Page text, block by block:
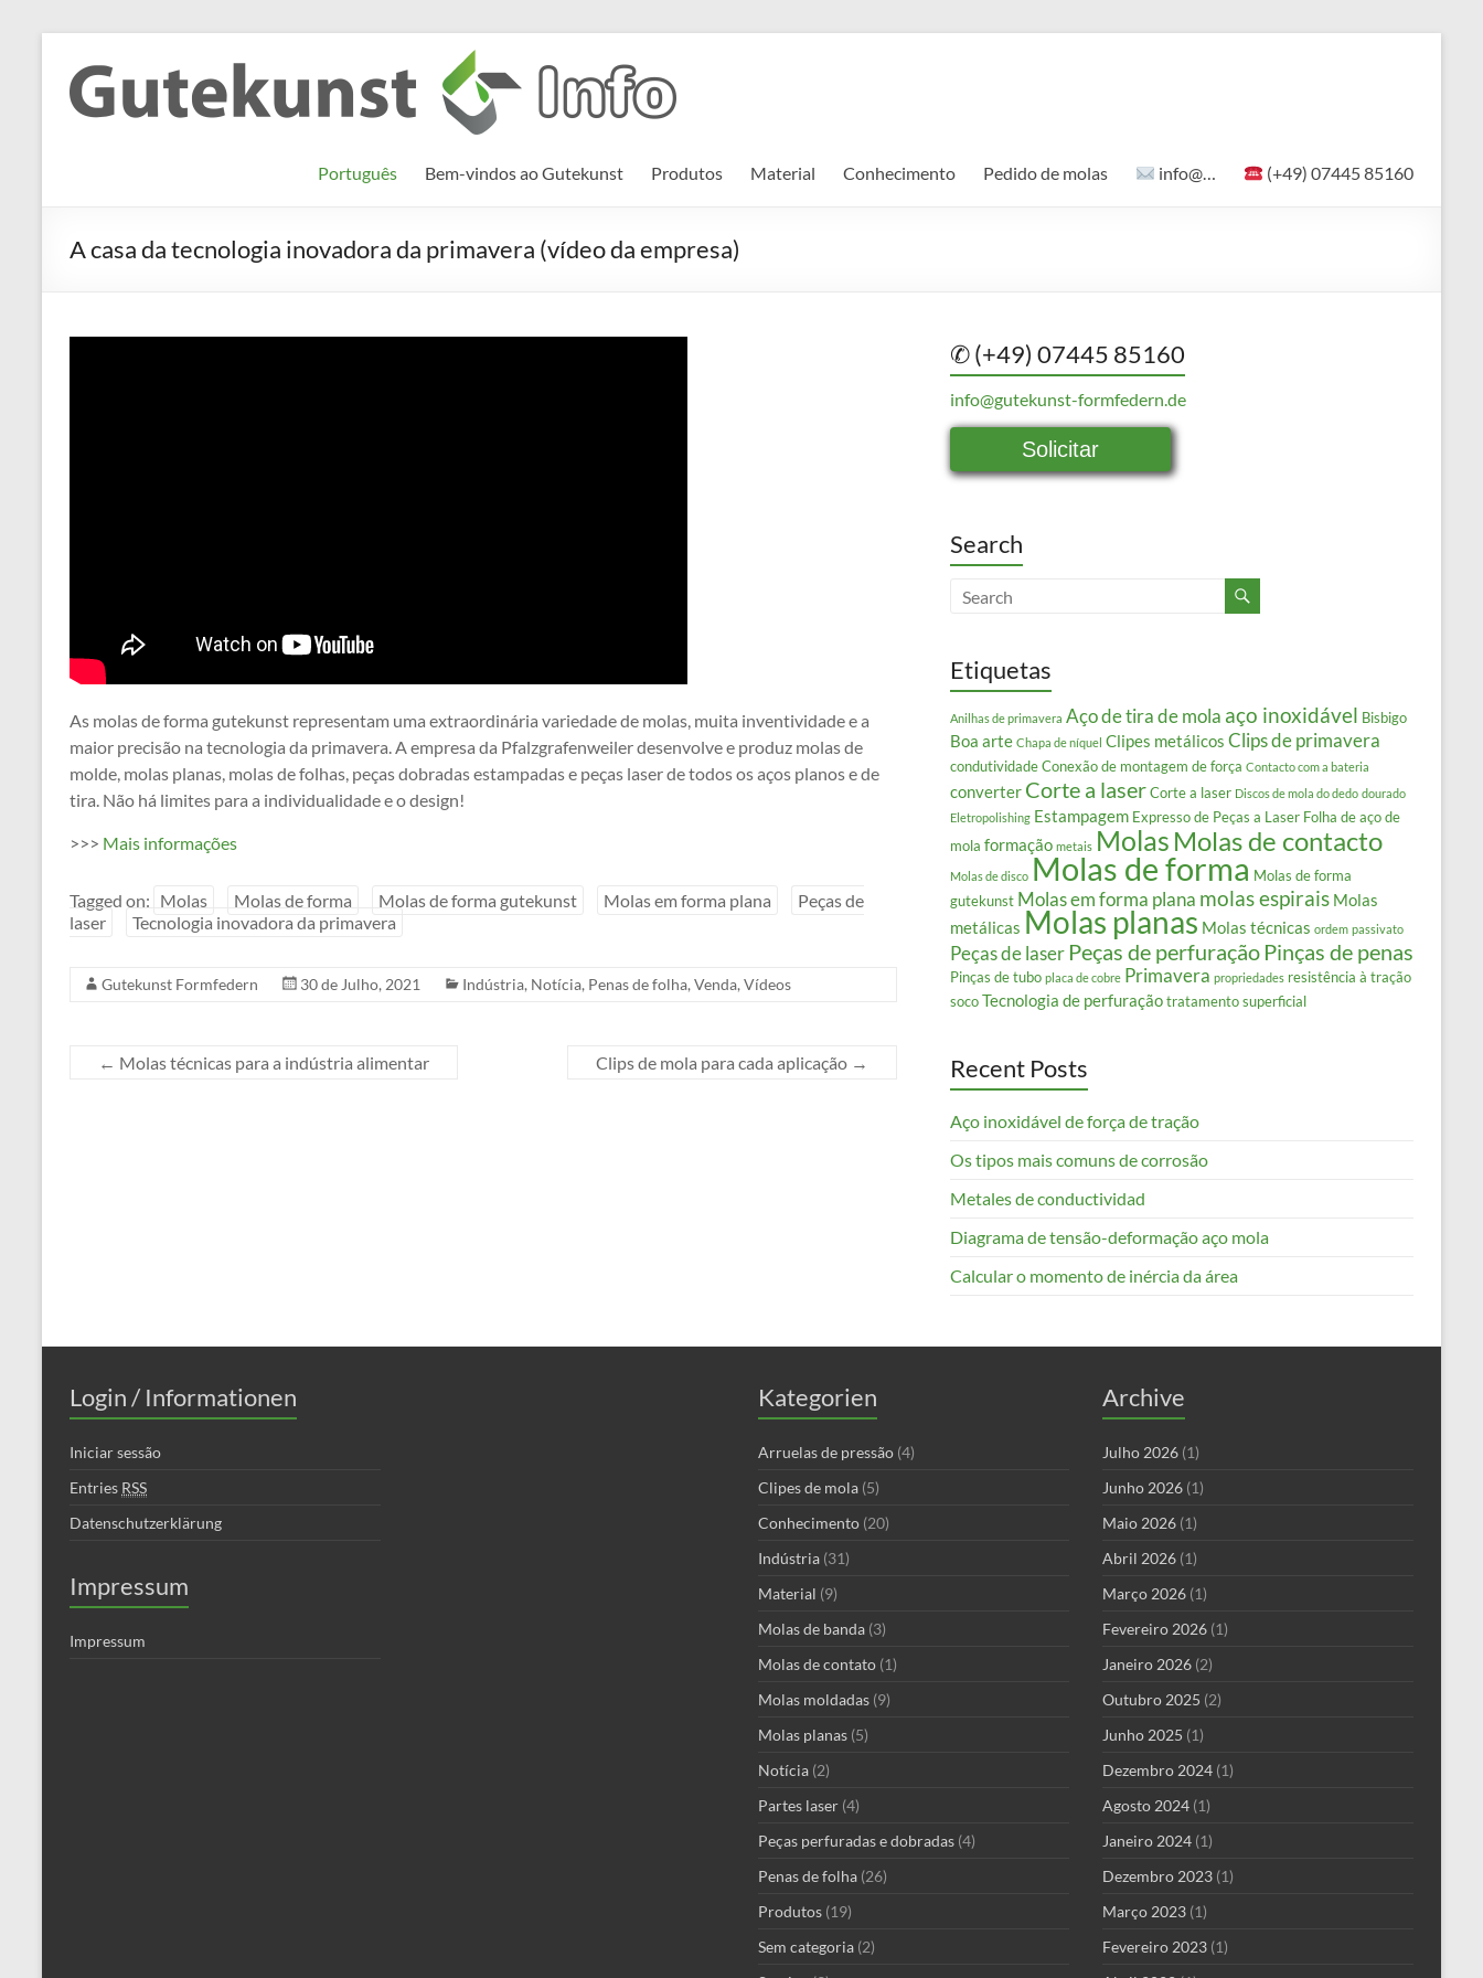
content
Gutekunst
Formfedern
Informationen
und
Wissenswertes
Português Bem-vindos ao Gutekunst Produtos Material Conhecimento Pedido de molas info@… (+49) 07445 85160
A casa da tecnologia inovadora da primavera (vídeo da empresa)
As molas de forma gutekunst representam uma extraordinária variedade de molas, muita inventividade e a
maior precisão na tecnologia da primavera. A empresa da Pfalzgrafenweiler desenvolve e produz molas de
molde, molas planas, molas de folhas, peças dobradas estampadas e peças laser de todos os aços planos e de
tira. Não há limites para a individualidade e o design!
>>> Mais informações
Tagged on: Molas Molas de forma Molas de forma gutekunst Molas em forma plana
Peças de
laser
Tecnologia inovadora da primavera
Gutekunst Formfedern 30 de Julho, 2021 Indústria, Notícia, Penas de folha, Venda, Vídeos
← Molas técnicas para a indústria alimentar Clips de mola para cada aplicação →
✆ (+49) 07445 85160
info@gutekunst-formfedern.de
Solicitar
Search
Etiquetas
Anilhas de primavera Aço de tira de mola aço inoxidável Bisbigo
Boa arte Chapa de níquel Clipes metálicos Clips de primavera
condutividadeConexão de montagem de força Contacto com a bateria
converter Corte a laserCorte a laser Discos de mola do dedo dourado
Eletropolishing Estampagem Expresso de Peças a Laser Folha de aço de
mola formação metais Molas Molas de contacto
Molas de disco Molas de forma Molas de forma
gutekunst Molas em forma plana molas espirais Molas
metálicas Molas planas Molas técnicas ordem passivato
Peças de laser Peças de perfuração Pinças de penas
Pinças de tubo placa de cobre Primavera propriedades resistência à tração
socoTecnologia de perfuraçãotratamento superficial
Recent Posts
Aço inoxidável de força de tração
Os tipos mais comuns de corrosão
Metales de conductividad
Diagrama de tensão-deformação aço mola
Calcular o momento de inércia da área
Login / Informationen
Iniciar sessão
Entries RSS
Datenschutzerklärung
Impressum
Impressum
Kategorien
Arruelas de pressão (4)
Clipes de mola (5)
Conhecimento (20)
Indústria (31)
Material (9)
Molas de banda (3)
Molas de contato (1)
Molas moldadas (9)
Molas planas (5)
Notícia (2)
Partes laser (4)
Peças perfuradas e dobradas (4)
Penas de folha (26)
Produtos (19)
Sem categoria (2)
Archive
Julho 2026 (1)
Junho 2026 (1)
Maio 2026 (1)
Abril 2026 (1)
Março 2026 (1)
Fevereiro 2026 (1)
Janeiro 2026 (2)
Outubro 2025 (2)
Junho 2025 (1)
Dezembro 2024 (1)
Agosto 2024 (1)
Janeiro 2024 (1)
Dezembro 2023 (1)
Março 2023 (1)
Fevereiro 2023 (1)